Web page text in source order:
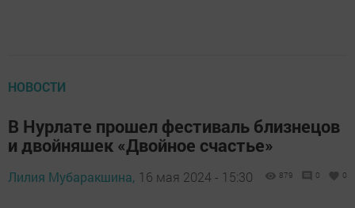
НОВОСТИ
В Нурлате прошел фестиваль близнецов
и двойняшек «Двойное счастье»
Лилия Мубаракшина, 16 мая 2024 - 15:30 879 0 0